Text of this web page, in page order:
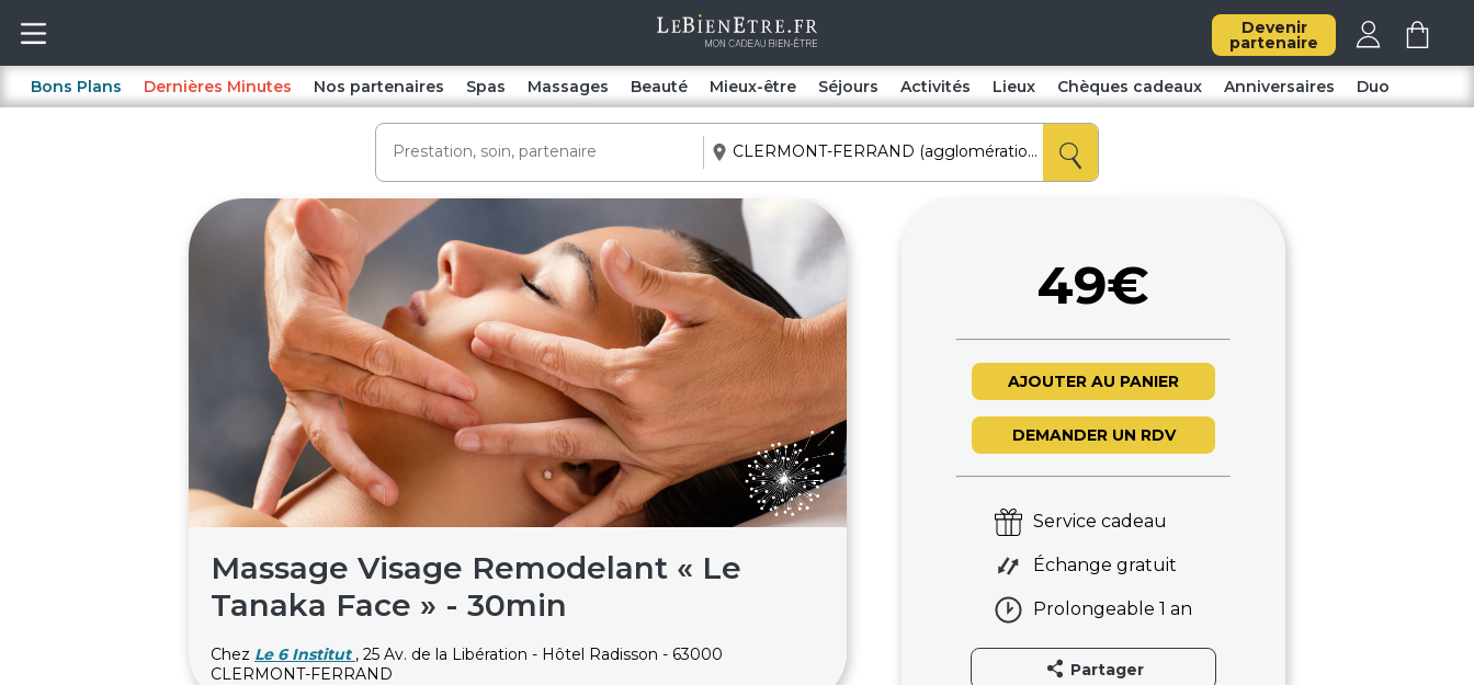
Devenir
partenaire
Bons Plans Dernières Minutes Nos partenaires Spas Massages Beauté Mieux-être Séjours Activités Lieux Chèques cadeaux Anniversaires Duo
Massage Visage Remodelant « Le
Tanaka Face » - 30min
Chez Le 6 Institut , 25 Av. de la Libération - Hôtel Radisson - 63000
CLERMONT-FERRAND
49€
AJOUTER AU PANIER
DEMANDER UN RDV
Service cadeau
Échange gratuit
Prolongeable 1 an
Partager